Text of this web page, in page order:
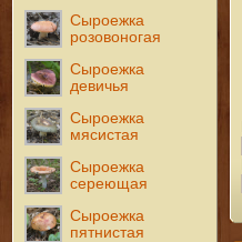
Сыроежка
розовоногая
Сыроежка
девичья
Сыроежка
мясистая
Сыроежка
сереющая
Сыроежка
пятнистая